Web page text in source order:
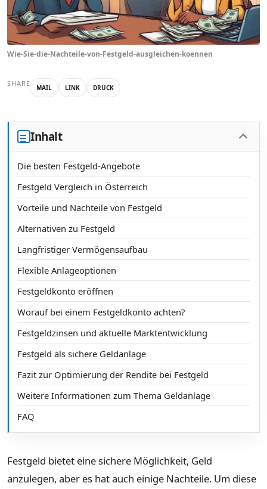
Wie-Sie-die-Nachteile-von-Festgeld-ausgleichen-koennen
SHARE MAIL LINK DRUCK
Inhalt
Die besten Festgeld-Angebote
Festgeld Vergleich in Österreich
Vorteile und Nachteile von Festgeld
Alternativen zu Festgeld
Langfristiger Vermögensaufbau
Flexible Anlageoptionen
Festgeldkonto eröffnen
Worauf bei einem Festgeldkonto achten?
Festgeldzinsen und aktuelle Marktentwicklung
Festgeld als sichere Geldanlage
Fazit zur Optimierung der Rendite bei Festgeld
Weitere Informationen zum Thema Geldanlage
FAQ
Festgeld bietet eine sichere Möglichkeit, Geld
anzulegen, aber es hat auch einige Nachteile. Um diese